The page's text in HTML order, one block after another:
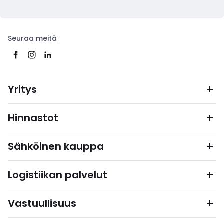
Seuraa meitä
Yritys
Hinnastot
Sähköinen kauppa
Logistiikan palvelut
Vastuullisuus